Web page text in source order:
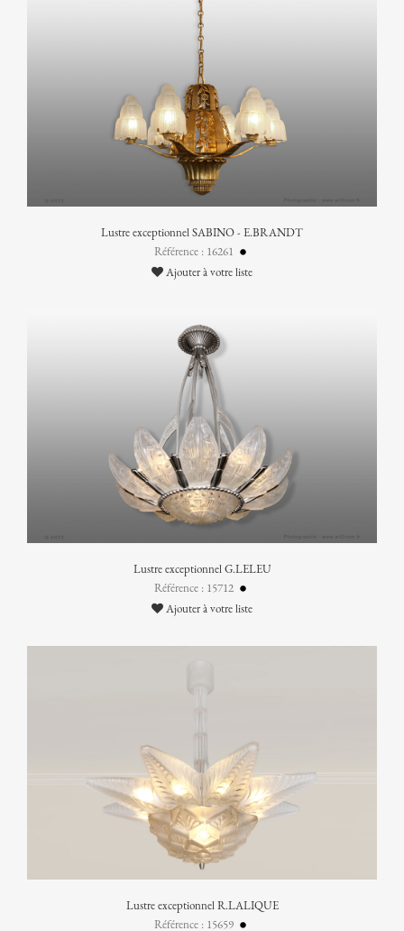
Lustre exceptionnel SABINO - E.BRANDT
Référence : 16261
Ajouter à votre liste
Lustre exceptionnel G.LELEU
Référence : 15712
Ajouter à votre liste
Lustre exceptionnel R.LALIQUE
Référence : 15659